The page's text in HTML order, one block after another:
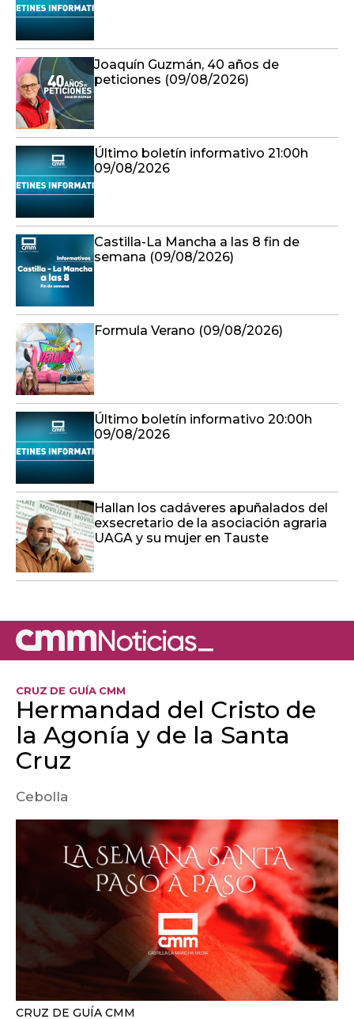
Joaquín Guzmán, 40 años de
peticiones (09/08/2026)
Último boletín informativo 21:00h
09/08/2026
Castilla-La Mancha a las 8 fin de
semana (09/08/2026)
Formula Verano (09/08/2026)
Último boletín informativo 20:00h
09/08/2026
Hallan los cadáveres apuñalados del
exsecretario de la asociación agraria
UAGA y su mujer en Tauste
CRUZ DE GUÍA CMM
Hermandad del Cristo de
la Agonía y de la Santa
Cruz
Cebolla
CRUZ DE GUÍA CMM